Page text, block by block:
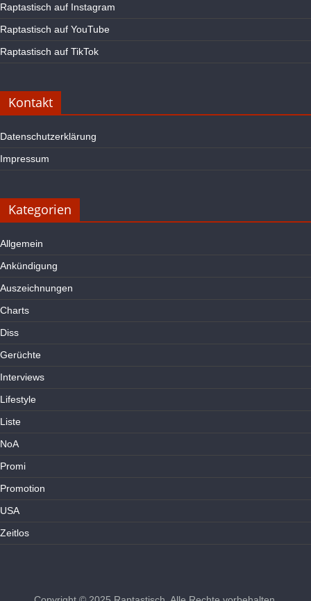
Raptastisch auf Instagram
Raptastisch auf YouTube
Raptastisch auf TikTok
Kontakt
Datenschutzerklärung
Impressum
Kategorien
Allgemein
Ankündigung
Auszeichnungen
Charts
Diss
Gerüchte
Interviews
Lifestyle
Liste
NoA
Promi
Promotion
USA
Zeitlos